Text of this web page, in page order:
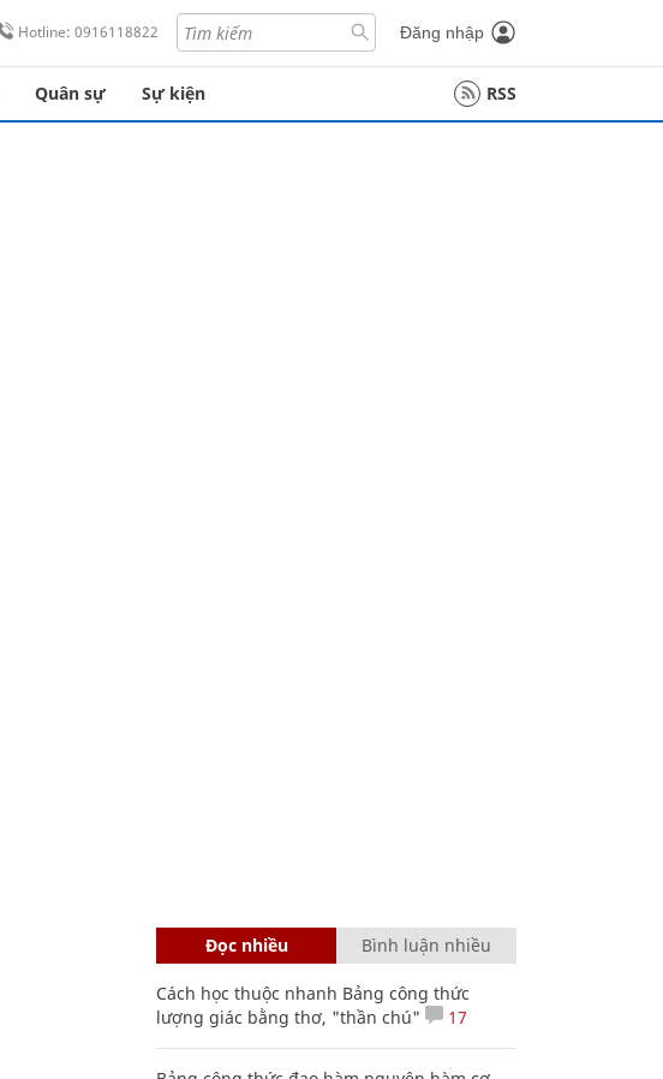
Hotline: 0916118822 Đăng nhập
Quân sự Sự kiện RSS
Đọc nhiều Bình luận nhiều
Cách học thuộc nhanh Bảng công thức
lượng giác bằng thơ, "thần chú"
17